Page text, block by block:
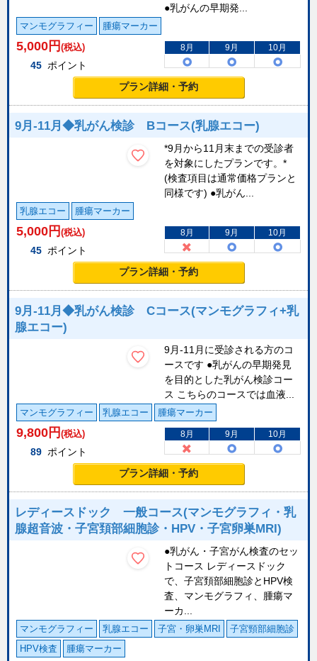
●乳がんの早期発...
マンモグラフィー 腫瘍マーカー
5,000 円 (税込)
45 ポイント
8月 9月 10月
プラン詳細・予約
9月-11月◆乳がん検診 Bコース(乳腺エコー)
*9月から11月末までの受診者
を対象にしたプランです。*
(検査項目は通常価格プランと
同様です) ●乳がん...
乳腺エコー 腫瘍マーカー
5,000 円 (税込)
45 ポイント
8月 9月 10月
プラン詳細・予約
9月-11月◆乳がん検診 Cコース(マンモグラフィ+乳
腺エコー)
9月-11月に受診される方のコ
ースです ●乳がんの早期発見
を目的とした乳がん検診コー
ス こちらのコースでは血液...
マンモグラフィー 乳腺エコー 腫瘍マーカー
9,800 円 (税込)
89 ポイント
8月 9月 10月
プラン詳細・予約
レディースドック 一般コース(マンモグラフィ・乳
腺超音波・子宮頚部細胞診・HPV・子宮卵巣MRI)
●乳がん・子宮がん検査のセッ
トコース レディースドック
で、子宮頚部細胞診とHPV検
査、マンモグラフィ、腫瘍マ
ーカ...
マンモグラフィー 乳腺エコー 子宮・卵巣MRI
子宮頸部細胞診
HPV検査
腫瘍マーカー